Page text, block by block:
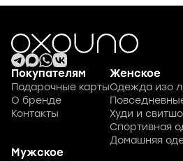
Покупателям
Подарочные карты
О бренде
Контакты
Женское
Одежда изо
Худи и
Спортивная
Домашняя
Мужское